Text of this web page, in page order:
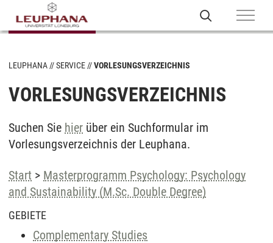
LEUPHANA SERVICE VORLESUNGSVERZEICHNIS
VORLESUNGSVERZEICHNIS
Suchen Sie hier über ein Suchformular im
Vorlesungsverzeichnis der Leuphana.
Start > Masterprogramm Psychology: Psychology
and Sustainability (M.Sc. Double Degree)
GEBIETE
Complementary Studies